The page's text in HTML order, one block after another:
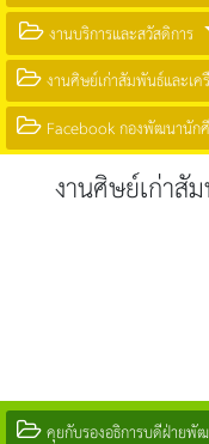
งานบริการและสวัสดิการ
งานศิษย์เก่าสัมพันธ์และเค
Facebook กองพัฒนานัก
งานศิษย์เก่าสั
คุยกับรองอธิการบดีฝ่ายพั